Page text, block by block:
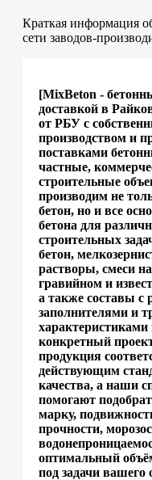
Краткая информация
сети заводов-
[MixBeton -
доставкой в
от РБУ с
производством и
поставками
частные,
строительные
производим не
бетон, но и все
бетона для
строительных
бетон,
растворы, смеси
гравийном и
а также составы с
заполнителями и
характеристиками
конкретный
продукция
действующим
качества, а наши
помогают
марку,
прочности,
оптимальный
под задачи вашего